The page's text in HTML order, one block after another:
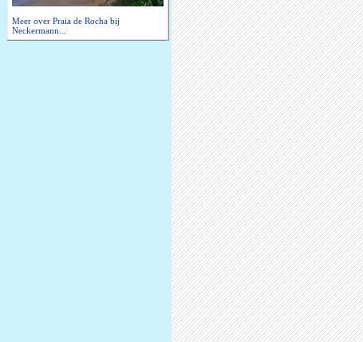
Meer over Praia de Rocha bij
Neckermann...